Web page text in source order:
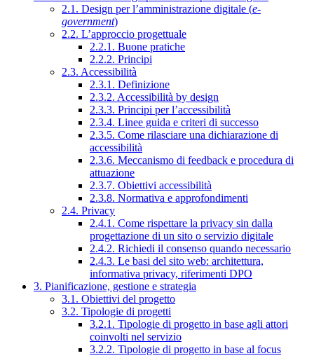
2.1. Design per l’amministrazione digitale (e-
government)
2.2. L’approccio progettuale
2.2.1. Buone pratiche
2.2.2. Principi
2.3. Accessibilità
2.3.1. Definizione
2.3.2. Accessibilità by design
2.3.3. Principi per l’accessibilità
2.3.4. Linee guida e criteri di successo
2.3.5. Come rilasciare una dichiarazione di
accessibilità
2.3.6. Meccanismo di feedback e procedura di
attuazione
2.3.7. Obiettivi accessibilità
2.3.8. Normativa e approfondimenti
2.4. Privacy
2.4.1. Come rispettare la privacy sin dalla
progettazione di un sito o servizio digitale
2.4.2. Richiedi il consenso quando necessario
2.4.3. Le basi del sito web: architettura,
informativa privacy, riferimenti DPO
3. Pianificazione, gestione e strategia
3.1. Obiettivi del progetto
3.2. Tipologie di progetti
3.2.1. Tipologie di progetto in base agli attori
coinvolti nel servizio
3.2.2. Tipologie di progetto in base al focus